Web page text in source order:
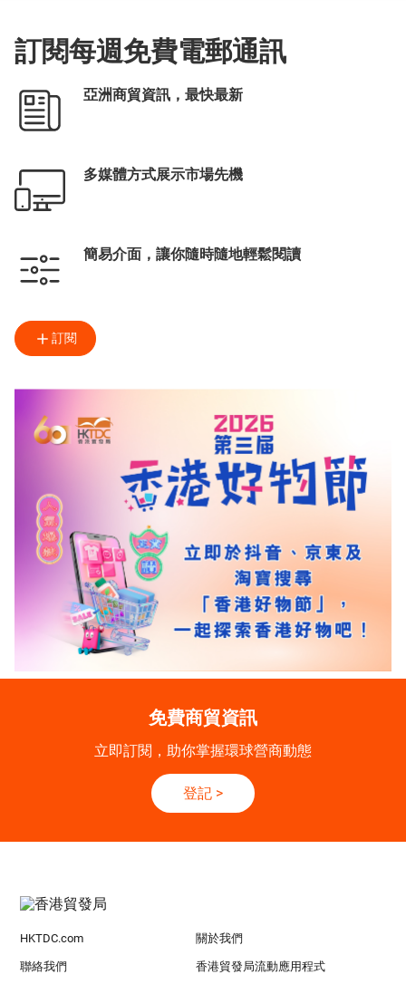
訂閱每週免費電郵通訊
亞洲商貿資訊，最快最新
多媒體方式展示市場先機
簡易介面，讓你隨時隨地輕鬆閱讀
訂閱
免費商貿資訊
立即訂閱，助你掌握環球營商動態
登記 >
HKTDC.com 關於我們
聯絡我們 香港貿發局流動應用程式